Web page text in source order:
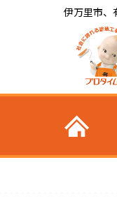
伊万里市、